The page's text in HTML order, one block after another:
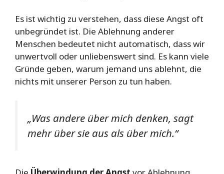
Es ist wichtig zu verstehen, dass diese Angst oft
unbegründet ist. Die Ablehnung anderer
Menschen bedeutet nicht automatisch, dass wir
unwertvoll oder unliebenswert sind. Es kann viele
Gründe geben, warum jemand uns ablehnt, die
nichts mit unserer Person zu tun haben.
„Was andere über mich denken, sagt
mehr über sie aus als über mich.“